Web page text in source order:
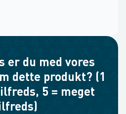
er du med vores
dette produkt? (1
5 = meget